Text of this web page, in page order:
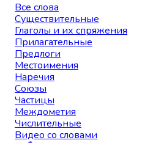
Все слова
Существительные
Глаголы и их спряжения
Прилагательные
Предлоги
Местоимения
Наречия
Союзы
Частицы
Междометия
Числительные
Видео со словами